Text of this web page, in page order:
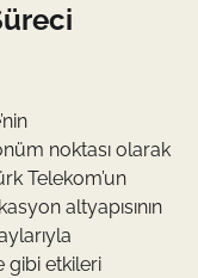
noktası olarak
Telekom’un
altyapısının
gibi etkileri